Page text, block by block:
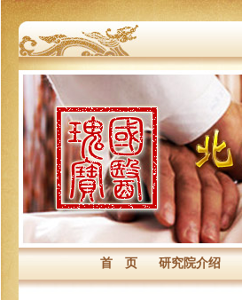
首 页 研究院介绍